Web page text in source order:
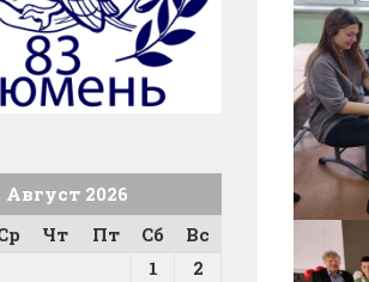
Август 2026
Чт Пт Сб
Вс
1
2